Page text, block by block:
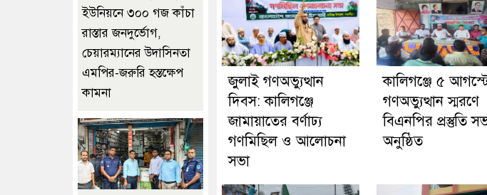
জুলাই গণঅভ্যুত্থান
দিবস: কালিগঞ্জে
জামায়াতের বর্ণাঢ্য
গণমিছিল ও আলোচনা
সভা
কালিগঞ্জে ৫
গণঅভ্যুত্থান স্মরণে
বিএনপির প্রস্তুতি
অনুষ্ঠিত
ইউনিয়নে ৩০০ গজ কাঁচা
রাস্তার জনদুর্ভোগ,
চেয়ারম্যানের উদাসিনতা
এমপির-জরুরি হস্তক্ষেপ
কামনা